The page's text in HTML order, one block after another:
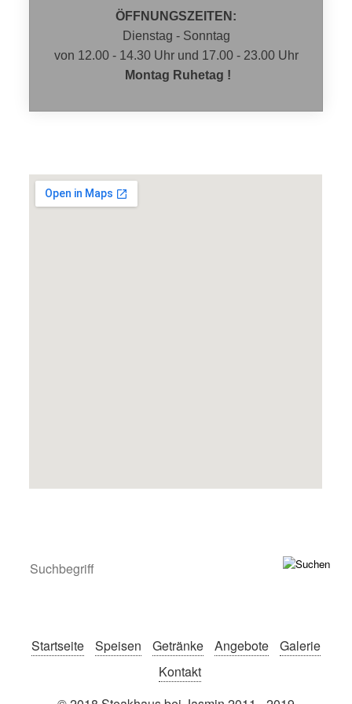
ÖFFNUNGSZEITEN:
Dienstag - Sonntag
von 12.00 - 14.30 Uhr und 17.00 - 23.00 Uhr
Montag Ruhetag !
Startseite Speisen Getränke Angebote
Galerie
Kontakt